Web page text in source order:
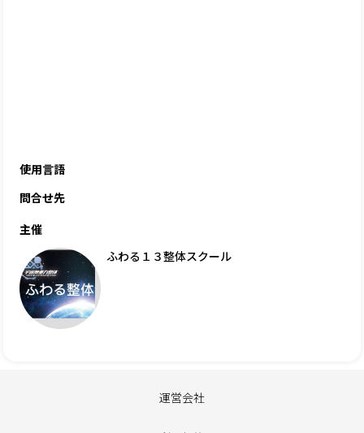
使用言語
問合せ先
主催
ふわる１３整体スクール
運営会社